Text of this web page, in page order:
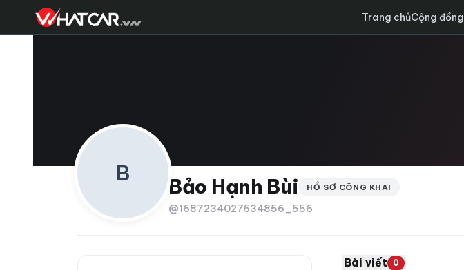
Trang chủCộng đồng
B
Bảo Hạnh Bùi
@1687234027634856_556
HỒ SƠ CÔNG KHAI
Bài viết 0